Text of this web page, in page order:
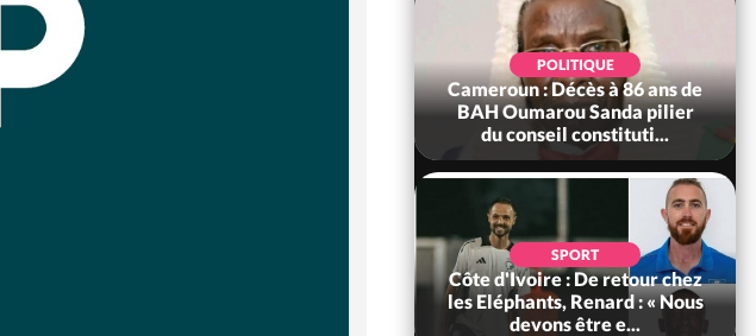
POLITIQUE
Cameroun : Décès à 86 ans de
BAH Oumarou Sanda pilier
du conseil constituti...
SPORT
Côte d'Ivoire : De retour chez
les Eléphants, Renard : « Nous
devons être e...